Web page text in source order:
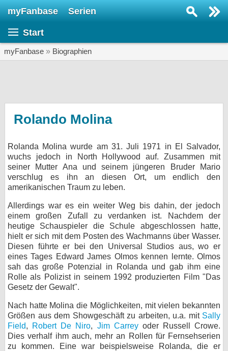
myFanbase Serien
Start
myFanbase » Biographien
Rolando Molina
Rolanda Molina wurde am 31. Juli 1971 in El Salvador,
wuchs jedoch in North Hollywood auf. Zusammen mit
seiner Mutter Ana und seinem jüngeren Bruder Mario
verschlug es ihn an diesen Ort, um endlich den
amerikanischen Traum zu leben.
Allerdings war es ein weiter Weg bis dahin, der jedoch
einem großen Zufall zu verdanken ist. Nachdem der
heutige Schauspieler die Schule abgeschlossen hatte,
hielt er sich mit dem Posten des Wachmanns über Wasser.
Diesen führte er bei den Universal Studios aus, wo er
eines Tages Edward James Olmos kennen lernte. Olmos
sah das große Potenzial in Rolanda und gab ihm eine
Rolle als Polizist in seinem 1992 produzierten Film "Das
Gesetz der Gewalt".
Nach hatte Molina die Möglichkeiten, mit vielen bekannten
Größen aus dem Showgeschäft zu arbeiten, u.a. mit Sally
Field, Robert De Niro, Jim Carreyoder Russell Crowe.
Dies verhalf ihm auch, mehr an Rollen für Fernsehserien
zu kommen. Eine war beispielsweise Rolanda, die er
KULTUR
Specials
SERVICE
Forum
bei X
bei Facebook
Nutzungsbedingungen
Datenschutz